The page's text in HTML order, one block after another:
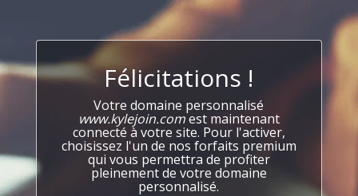
Félicitations !
Votre domaine personnalisé
www.kylejoin.comest maintenant
connecté à votre site. Pour l'activer,
choisissez l'un de nos forfaits premium
qui vous permettra de profiter
pleinement de votre domaine
personnalisé.